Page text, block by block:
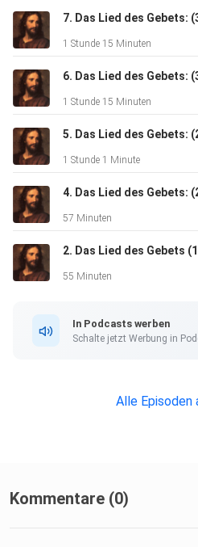
Wundern“ stellen die
Personen
und deren persönliches
unbedingt die der
Inhaber der Rechte für „Ein Kurs
Foundation For Inner Peace).
1 Stunde 15 Minuten
1 Stunde 15 Minuten
1 Stunde 1 Minute
57 Minuten
55 Minuten
In Podcasts werben
Schalte jetzt Werbung in
Alle Episoden
Kommentare (0)